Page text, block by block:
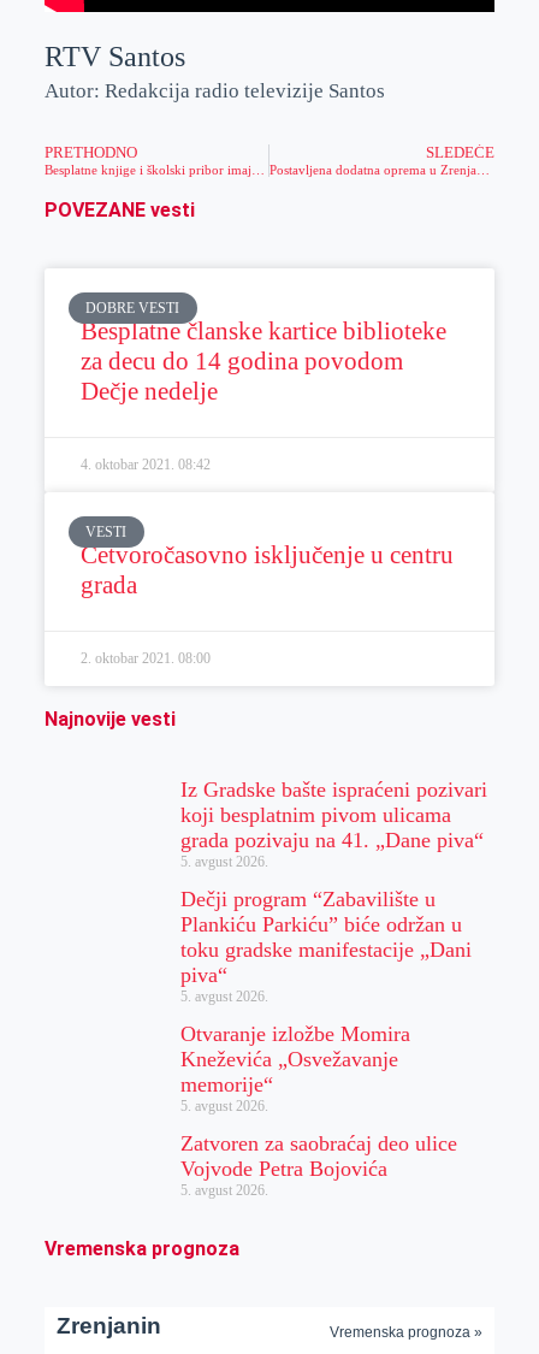
RTV Santos
Autor: Redakcija radio televizije Santos
PRETHODNO SLEDEĆE
POVEZANE vesti
DOBRE VESTI
Besplatne članske kartice biblioteke
za decu do 14 godina povodom
Dečje nedelje
4. oktobar 2021. 08:42
VESTI
Četvoročasovno isključenje u centru
grada
2. oktobar 2021. 08:00
Najnovije vesti
Iz Gradske bašte ispraćeni pozivari
koji besplatnim pivom ulicama
grada pozivaju na 41. „Dane piva“
5. avgust 2026.
Dečji program “Zabavilište u
Plankiću Parkiću” biće održan u
toku gradske manifestacije „Dani
piva“
5. avgust 2026.
Otvaranje izložbe Momira
Kneževića „Osvežavanje
memorije“
5. avgust 2026.
Zatvoren za saobraćaj deo ulice
Vojvode Petra Bojovića
5. avgust 2026.
Vremenska prognoza